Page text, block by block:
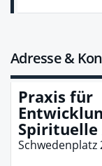
Adresse &
Praxis für
Schwedenplatz